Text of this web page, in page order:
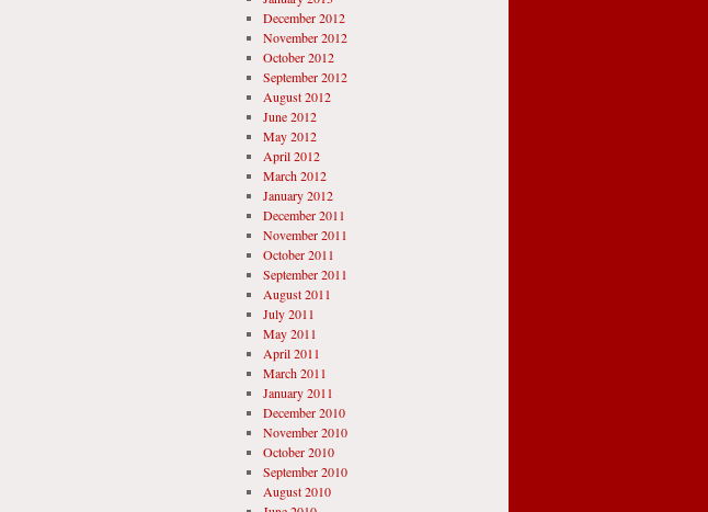
December 2012
November 2012
October 2012
September 2012
August 2012
June 2012
May 2012
April 2012
March 2012
January 2012
December 2011
November 2011
October 2011
September 2011
August 2011
July 2011
May 2011
April 2011
March 2011
January 2011
December 2010
November 2010
October 2010
September 2010
August 2010